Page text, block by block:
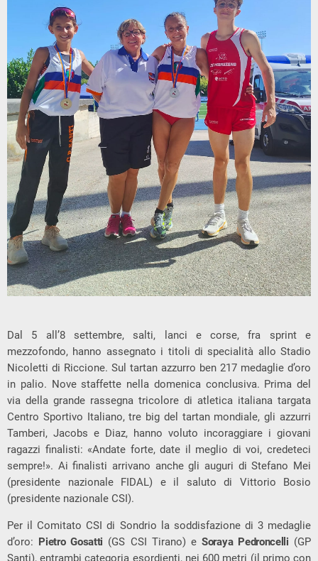
Dal 5 all’8 settembre, salti, lanci e corse, fra sprint e
mezzofondo, hanno assegnato i titoli di specialità allo Stadio
Nicoletti di Riccione. Sul tartan azzurro ben 217 medaglie d’oro
in palio. Nove staffette nella domenica conclusiva. Prima del
via della grande rassegna tricolore di atletica italiana targata
Centro Sportivo Italiano, tre big del tartan mondiale, gli azzurri
Tamberi, Jacobs e Diaz, hanno voluto incoraggiare i giovani
ragazzi finalisti: «Andate forte, date il meglio di voi, credeteci
sempre!». Ai finalisti arrivano anche gli auguri di Stefano Mei
(presidente nazionale FIDAL) e il saluto di Vittorio Bosio
(presidente nazionale CSI).
Per il Comitato CSI di Sondrio la soddisfazione di 3 medaglie
d’oro: Pietro Gosatti (GS CSI Tirano) eSoraya Pedroncelli (GP
Santi), entrambi categoria esordienti, nei 600 metri (il primo con